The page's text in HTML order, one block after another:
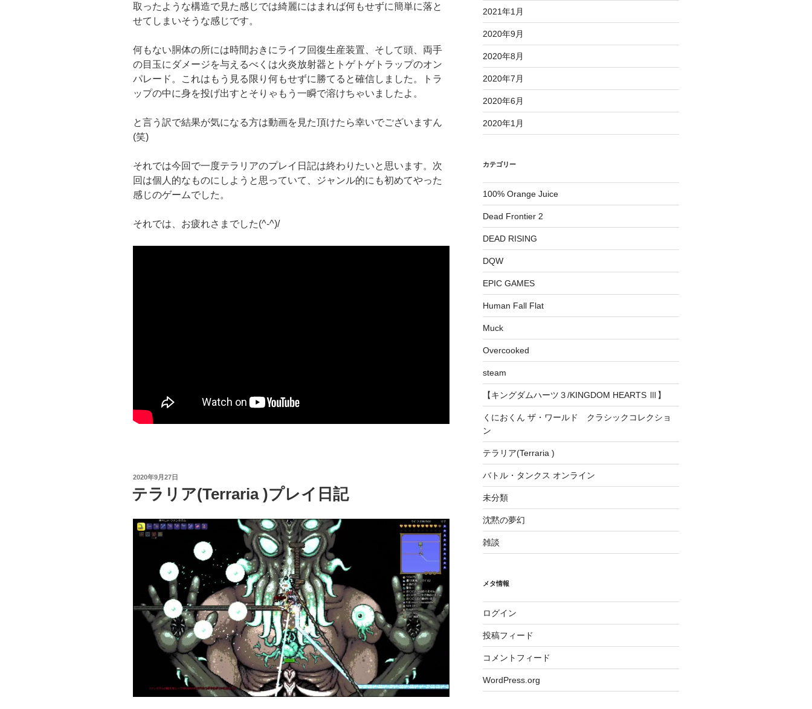
取ったような構造で見た感じでは綺麗にはまれば何もせずに簡単に落と
せてしまいそうな感じです。
何もない胴体の所には時間おきにライフ回復生産装置、そして頭、両手
の目玉にダメージを与えるべくは火炎放射器とトゲトゲトラップのオン
パレード。これはもう見る限り何もせずに勝てると確信しました。トラ
ップの中に身を投げ出すとそりゃもう一瞬で溶けちゃいましたよ。
と言う訳で結果が気になる方は動画を見た頂けたら幸いでございますん
(笑)
それでは今回で一度テラリアのプレイ日記は終わりたいと思います。次
回は個人的なものにしようと思っていて、ジャンル的にも初めてやった
感じのゲームでした。
それでは、お疲れさまでした(^‐^)/
投
日:
2020年9月27日
テラリア(Terraria )プレイ日記
2021年1月
2020年9月
2020年8月
2020年7月
2020年6月
2020年1月
カテゴリー
100% Orange Juice
Dead Frontier 2
DEAD RISING
DQW
EPIC GAMES
Human Fall Flat
Muck
Overcooked
steam
【キングダムハーツ３/KINGDOM HEARTS Ⅲ】
くにおくん ザ・ワールド クラシックコレクショ
ン
テラリア(Terraria )
バトル・タンクス オンライン
未分類
沈黙の夢幻
雑談
メタ情報
ログイン
投稿フィード
コメントフィード
WordPress.org